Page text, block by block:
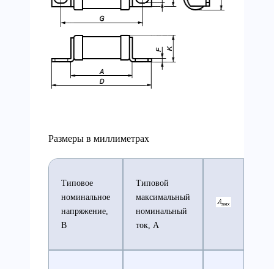
Размеры в миллиметрах
Типовое
номинальное
напряжение,
В
Типовой
максимальный
номинальный
ток, А